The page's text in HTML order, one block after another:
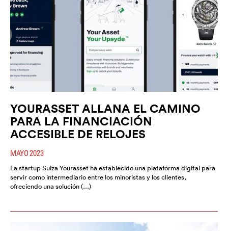
YOURASSET ALLANA EL CAMINO
PARA LA FINANCIACIÓN
ACCESIBLE DE RELOJES
MAYO 2023
La startup Suiza Yourasset ha establecido una plataforma digital para
servir como intermediario entre los minoristas y los clientes,
ofreciendo una solución (…)